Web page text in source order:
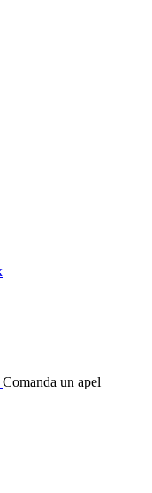
Comanda un apel